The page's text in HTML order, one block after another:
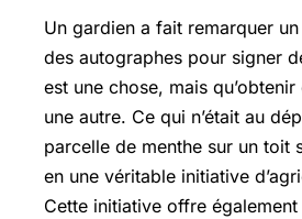
Un gardien a fait remarquer
des autographes pour signer
est une chose, mais
une autre. Ce qui n’était au
parcelle de menthe sur un toit
en une véritable initiative
Cette initiative offre